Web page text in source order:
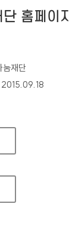
홈페이지
눔재단
홈페이지